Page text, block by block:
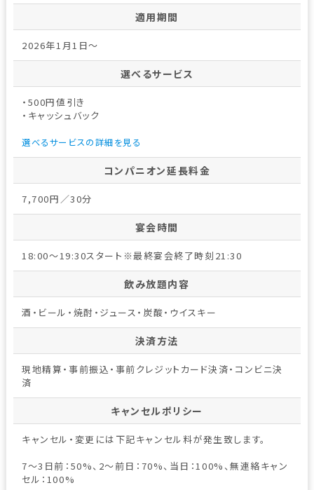
適用期間
2026年1月1日～
選べるサービス
・500円値引き
・キャッシュバック
選べるサービスの詳細を見る
コンパニオン延長料金
7,700円／30分
宴会時間
18:00～19:30スタート※最終宴会終了時刻21:30
飲み放題内容
酒・ビール・焼酎・ジュース・炭酸・ウイスキー
決済方法
現地精算・事前振込・事前クレジットカード決済・コンビニ決
済
キャンセルポリシー
キャンセル・変更には下記キャンセル料が発生致します。
7～3日前：50%、2～前日：70%、当日：100%、無連絡キャン
セル：100%